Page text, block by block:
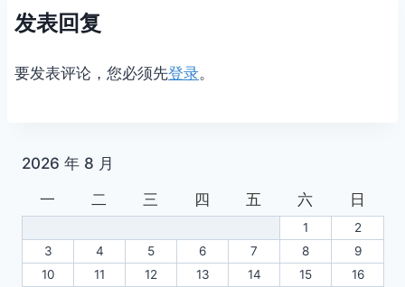
发表回复
要发表评论，您必须先登录。
2026 年 8 月
一
二 三 四 五 六 日
1
2
3
4 5 6 7 8
9
10
11 12 13 14 15
16